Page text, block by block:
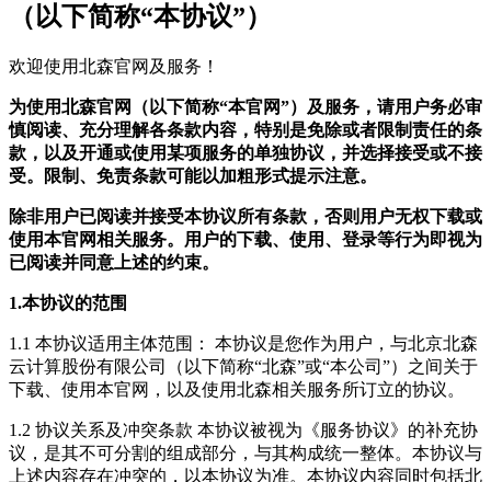
（以下简称“本协议”）
欢迎使用北森官网及服务！
为使用北森官网（以下简称“本官网”）及服务，请用户务必审
慎阅读、充分理解各条款内容，特别是免除或者限制责任的条
款，以及开通或使用某项服务的单独协议，并选择接受或不接
受。限制、免责条款可能以加粗形式提示注意。
除非用户已阅读并接受本协议所有条款，否则用户无权下载或
使用本官网相关服务。用户的下载、使用、登录等行为即视为
已阅读并同意上述的约束。
1.本协议的范围
1.1 本协议适用主体范围： 本协议是您作为用户，与北京北森
云计算股份有限公司（以下简称“北森”或“本公司”）之间关于
下载、使用本官网，以及使用北森相关服务所订立的协议。
1.2 协议关系及冲突条款 本协议被视为《服务协议》的补充协
议，是其不可分割的组成部分，与其构成统一整体。本协议与
上述内容存在冲突的，以本协议为准。本协议内容同时包括北